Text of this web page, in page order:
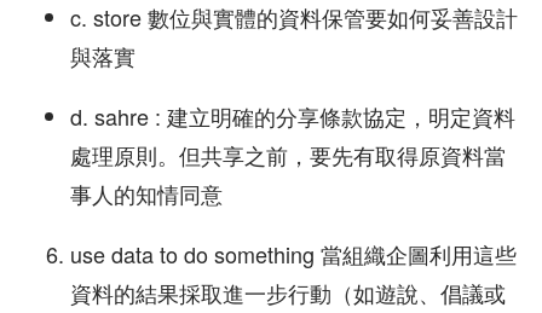
c. store 數位與實體的資料保管要如何妥善設計
與落實
d. sahre : 建立明確的分享條款協定，明定資料
處理原則。但共享之前，要先有取得原資料當
事人的知情同意
use data to do something 當組織企圖利用這些
資料的結果採取進一步行動（如遊說、倡議或